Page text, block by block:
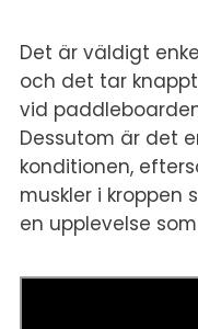
Det är väldigt
och det tar
vid
Dessutom är det
konditionen,
muskler i
en upplevelse